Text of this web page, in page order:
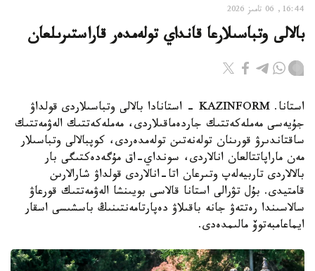
16:44, 06 تامىز 2026
بالالى وتباسىلارعا قانداي تولەمدەر قاراستىرىلعان
استانا. KAZINFORM - استانادا بالالى وتباسىلاردى قولداۋ
جۇيەسى مەملەكەتتىك جاردەماقىلاردى، مەملەكەتتىك الەۋمەتتىك
ساقتاندىرۋ قورىنان تولەنەتىن تولەمدەردى، كوپبالالى وتباسىلار
مەن ماراپاتتالعان انالاردى، سونداي-اق مۇگەدەكتىگى بار
بالالاردى تاربيەلەپ وتىرعان اتا-انالاردى قولداۋ شارالارىن
قامتيدى. بۇل تۋرالى استانا قالاسى بويىنشا الەۋمەتتىك قورعاۋ
سالاسىندا رەتتەۋ جانە باقىلاۋ دەپارتامەنتىنىڭ باسشىسى اسقار
ايماعامبەتوۆ مالىمدەدى.